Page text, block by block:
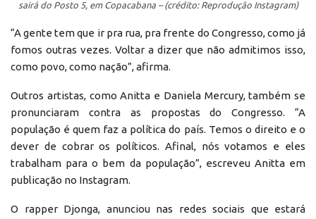
sairá do Posto 5, em Copacabana – (crédito: Reprodução Instagram)
“A gente tem que ir pra rua, pra frente do Congresso, como já
fomos outras vezes. Voltar a dizer que não admitimos isso,
como povo, como nação”, afirma.
Outros artistas, como Anitta e Daniela Mercury, também se
pronunciaram contra as propostas do Congresso. “A
população é quem faz a política do país. Temos o direito e o
dever de cobrar os políticos. Afinal, nós votamos e eles
trabalham para o bem da população”, escreveu Anitta em
publicação no Instagram.
O rapper Djonga, anunciou nas redes sociais que estará